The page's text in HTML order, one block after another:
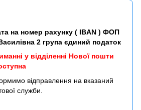
на номер рахунку ( IBAN ) ФОП
2 група єдиний податок
у відділенні Нової пошти
відправлення на вказаний
служби.